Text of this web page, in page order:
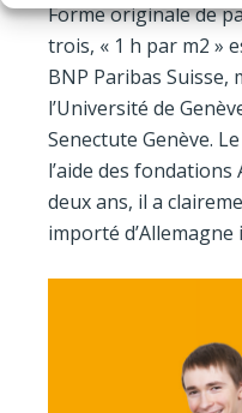
Forme originale de
trois, « 1 h par m2 »
BNP Paribas
l’Université de
Senectute Genève.
l’aide des fondations
deux ans, il a
importé